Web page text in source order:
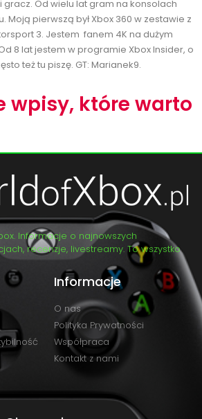
i gracz. Od wielu lat gram na konsolach
Moją pierwszą był Xbox 360 w zestawie z
3. Jestem fanem 4K na dużym
8 lat jestem w programie Xbox Insider, o
też tu piszę. GT: Marianek9.
wpisy, które warto
Informacje o najnowszych
recenzje, livestreamy. To wszystko
Informacje
O nas
Polityka Prywatności
Współpraca
Kontakt z nami